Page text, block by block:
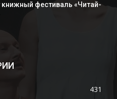
книжный фестиваль «Читай-
431